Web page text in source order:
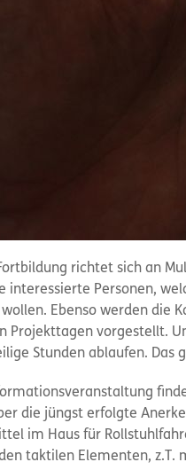
richtet sich an
interessierte Personen,
Ebenso werden die
Projekttagen vorgestellt.
Stunden ablaufen.
die jüngst erfolgte
im Haus für
taktilen Elementen,